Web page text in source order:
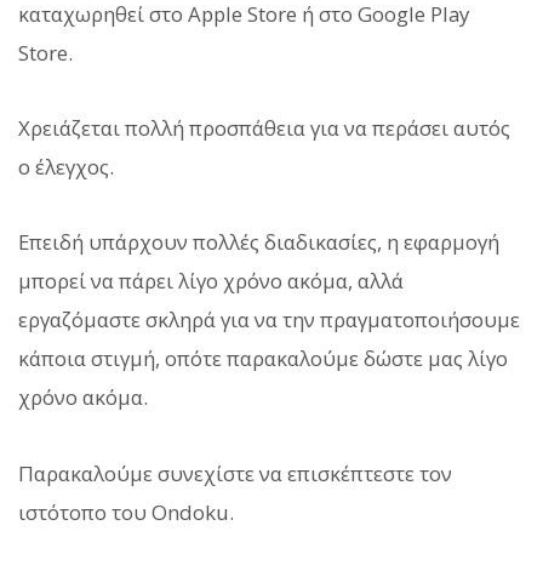
καταχωρηθεί στο Apple Store ή στο Google Play
Store.
Χρειάζεται πολλή προσπάθεια για να περάσει αυτός
ο έλεγχος.
Επειδή υπάρχουν πολλές διαδικασίες, η εφαρμογή
μπορεί να πάρει λίγο χρόνο ακόμα, αλλά
εργαζόμαστε σκληρά για να την πραγματοποιήσουμε
κάποια στιγμή, οπότε παρακαλούμε δώστε μας λίγο
χρόνο ακόμα.
Παρακαλούμε συνεχίστε να επισκέπτεστε τον
ιστότοπο του Ondoku.